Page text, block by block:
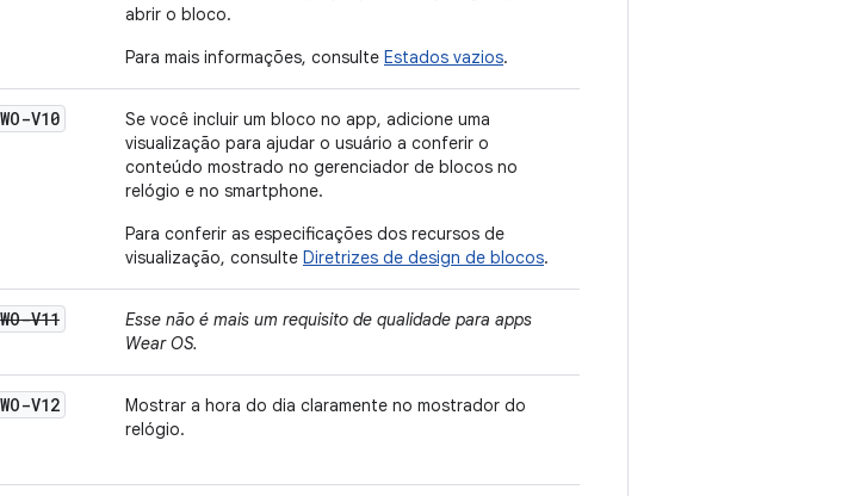
abrir o bloco.
Para mais informações, consulte Estados vazios.
WO-V10
Se você incluir um bloco no app, adicione uma
visualização para ajudar o usuário a conferir o
conteúdo mostrado no gerenciador de blocos no
relógio e no smartphone.
Para conferir as especificações dos recursos de
visualização, consulte Diretrizes de design de blocos.
WO-V11
Esse não é mais um requisito de qualidade para apps
Wear OS.
WO-V12
Mostrar a hora do dia claramente no mostrador do
relógio.